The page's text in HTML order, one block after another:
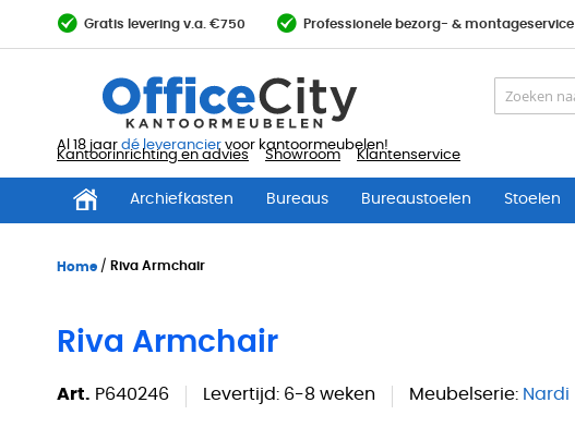
Gratis levering v.a. €750 Professionele bezorg- & montageservice
Al 18 jaar dé leverancier voor kantoormeubelen!
Kantoorinrichting en advies Showroom Klantenservice
Archiefkasten Bureaus Bureaustoelen Stoelen
Home Riva Armchair
Riva Armchair
Art. P640246 Levertijd: 6-8 weken Meubelserie: Nardi